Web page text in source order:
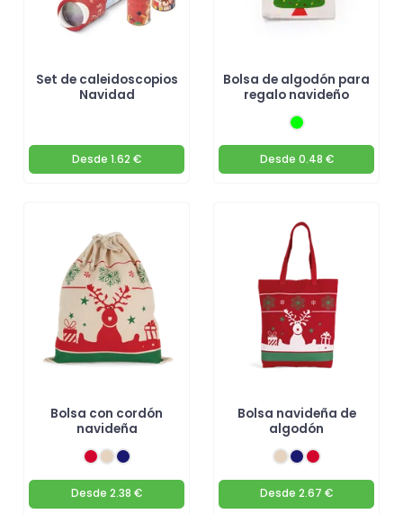
Set de caleidoscopios
Navidad
Desde 1.62 €
Bolsa de algodón para
regalo navideño
Desde 0.48 €
Bolsa con cordón
navideña
Desde 2.38 €
Bolsa navideña de
algodón
Desde 2.67 €